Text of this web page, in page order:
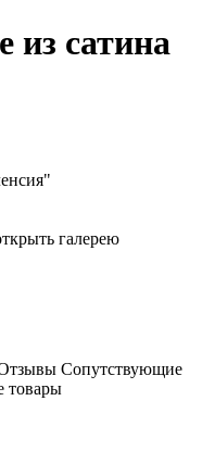
из сатина
галерею
Сопутствующие
товары